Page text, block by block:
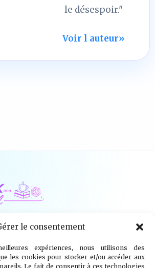
le consentement
expériences, nous utilisons des
les cookies pour stocker et/ou accéder aux
Le fait de consentir à ces technologies
le désespoir."
Voir l auteur»
Tabletop Livres